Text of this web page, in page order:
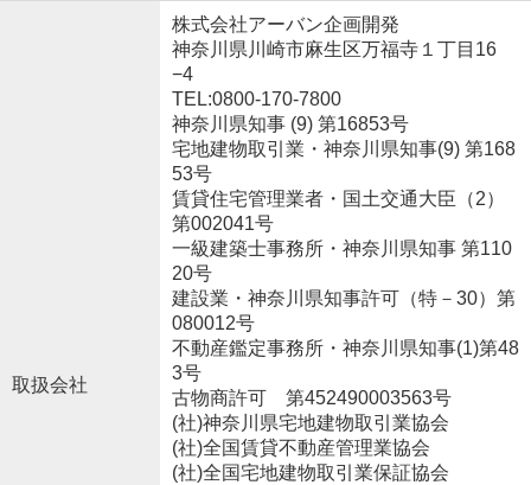
取扱会社
株式会社アーバン企画開発
神奈川県川崎市麻生区万福寺１丁目16
−4
TEL:0800-170-7800
神奈川県知事 (9) 第16853号
宅地建物取引業・神奈川県知事(9) 第168
53号
賃貸住宅管理業者・国土交通大臣（2）
第002041号
一級建築士事務所・神奈川県知事 第110
20号
建設業・神奈川県知事許可（特－30）第
080012号
不動産鑑定事務所・神奈川県知事(1)第48
3号
古物商許可 第452490003563号
(社)神奈川県宅地建物取引業協会
(社)全国賃貸不動産管理業協会
(社)全国宅地建物取引業保証協会